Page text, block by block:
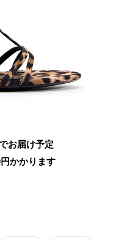
お届け予定
円かかります